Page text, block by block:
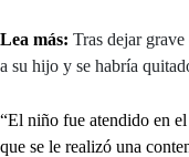
Lea más: Tras dejar
a su hijo y se habría
“El niño fue atendido en
que se le realizó una